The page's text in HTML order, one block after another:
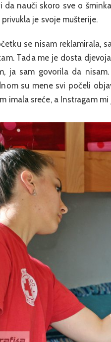
da nauči skoro sve o
privukla je svoje mušterije.
se nisam reklamirala,
Tada me je dosta
ja sam govorila da
su mene svi počeli
imala sreće, a Instragam